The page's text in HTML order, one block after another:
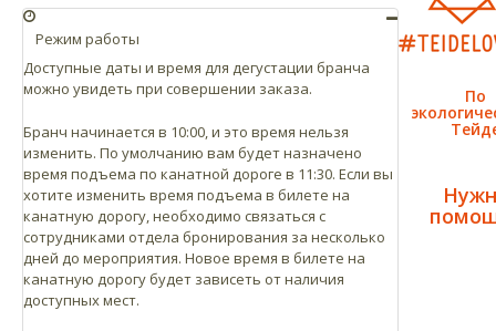
Режим работы
Доступные даты и время для дегустации бранча
можно увидеть при совершении заказа.
Бранч начинается в 10:00, и это время нельзя
изменить. По умолчанию вам будет назначено
время подъема по канатной дороге в 11:30. Если вы
хотите изменить время подъема в билете на
канатную дорогу, необходимо связаться с
сотрудниками отдела бронирования за несколько
дней до мероприятия. Новое время в билете на
канатную дорогу будет зависеть от наличия
доступных мест.
По